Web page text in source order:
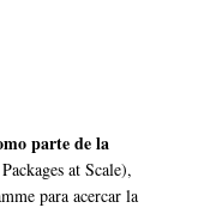
parte de la
at Scale),
para acercar la